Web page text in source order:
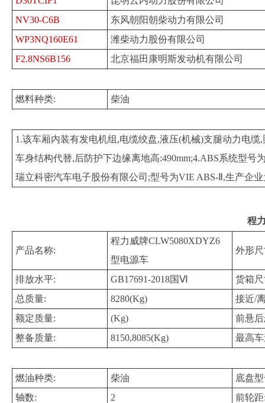
NV30-C6B
东风朝阳朝柴动力有限公司
WP3NQ160E61
潍柴动力股份有限公司
F2.8NS6B156
北京福田康明斯发动机有限公司
燃料种类: 柴油
1.该车厢内装有发电机组,电缆绞盘,液压(机械)支腿动力电
车身结构代替,后防护下边缘离地高:490mm;4.ABS系统型
瑞立科密汽车电子股份有限公司;型号为VIE ABS-Ⅱ,生产企
程
产品名称:
程力威牌CLW5080XDYZ6
型电源车
外形
排放水平: GB17691-2018国Ⅵ
货箱
总质量:
8280(Kg)
接近/
额定质量:
(Kg)
前悬
整备质量:
8150,8085(Kg) 最高
燃油种类: 柴油
底盘
轴数:
2
前轮